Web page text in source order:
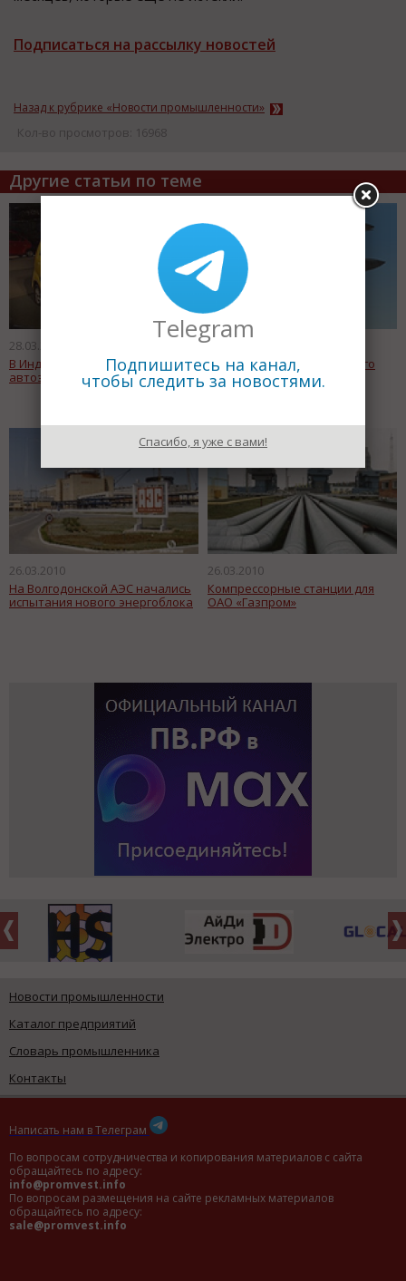
Подписаться на рассылку новостей
Назад к рубрике «Новости промышленности»
Кол-во просмотров: 16968
Другие статьи по теме
28.03.2010
В Индии построили новый
автозавод
27.03.2010
Т-50 российско-бразильского
производства
26.03.2010
На Волгодонской АЭС начались
испытания нового энергоблока
26.03.2010
Компрессорные станции для
ОАО «Газпром»
Новости промышленности
Каталог предприятий
Словарь промышленника
Контакты
Написать нам в Телеграм
По вопросам сотрудничества и копирования материалов с сайта
обращайтесь по адресу:
info@promvest.info
По вопросам размещения на сайте рекламных материалов
обращайтесь по адресу:
sale@promvest.info
Telegram
Подпишитесь на канал,
чтобы следить за новостями.
Спасибо, я уже с вами!